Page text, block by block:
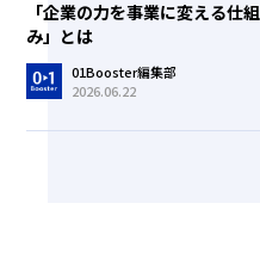
「企業の力を事業に変える仕組
み」とは
01Booster編集部
2026.06.22